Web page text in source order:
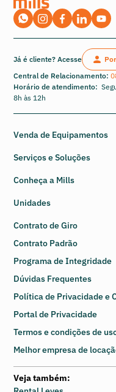
Já é cliente? Acesse
Central de Relacionamento:
Horário de atendimento:
8h às 12h
Venda de Equipamentos
Serviços e Soluções
Conheça a Mills
Unidades
Contrato de Giro
Contrato Padrão
Programa de Integridade
Dúvidas Frequentes
Política de Privacidade e
Portal de Privacidade
Termos e condições de
Melhor empresa de
Veja também: